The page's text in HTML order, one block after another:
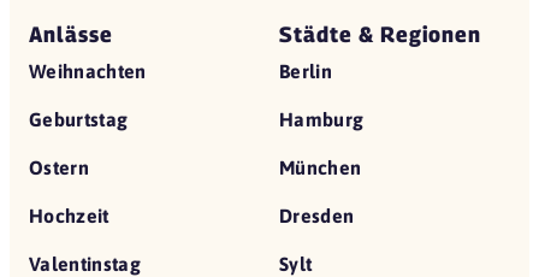
Anlässe
Weihnachten
Geburtstag
Ostern
Hochzeit
Valentinstag
Städte & Regionen
Berlin
Hamburg
München
Dresden
Sylt